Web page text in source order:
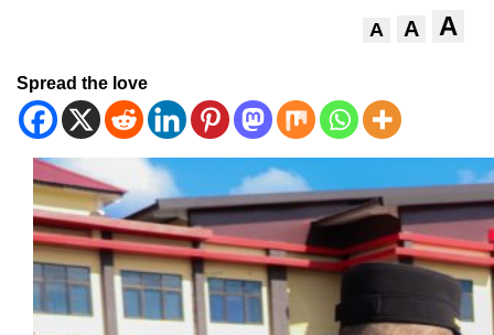
A A A
Spread the love